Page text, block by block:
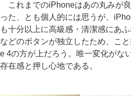
これまでのiPhoneはあの丸みが
った、とも個人的には思うが、
も十分以上に高級感・清潔感にあ
などのボタンが独立したため、こ
e 4の方が上だろう。唯一変化がな
存在感と押し心地である。